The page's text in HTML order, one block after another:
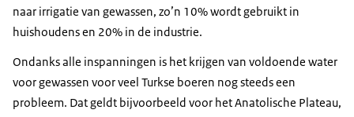
naar irrigatie van gewassen, zo’n 10% wordt gebruikt in
huishoudens en 20% in de industrie.
Ondanks alle inspanningen is het krijgen van voldoende water
voor gewassen voor veel Turkse boeren nog steeds een
probleem. Dat geldt bijvoorbeeld voor het Anatolische Plateau,